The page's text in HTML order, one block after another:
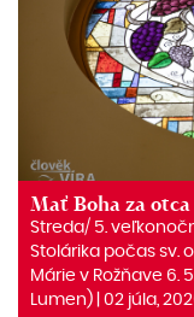
Mať Boha za
Streda/ 5.
Stolárika počas sv.
Márie v Rožňave 6.
Lumen) | 02 júla,